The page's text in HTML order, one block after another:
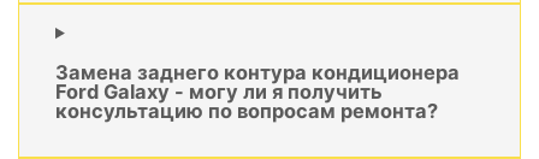
Замена заднего контура кондиционера
Ford Galaxy - могу ли я получить
консультацию по вопросам ремонта?